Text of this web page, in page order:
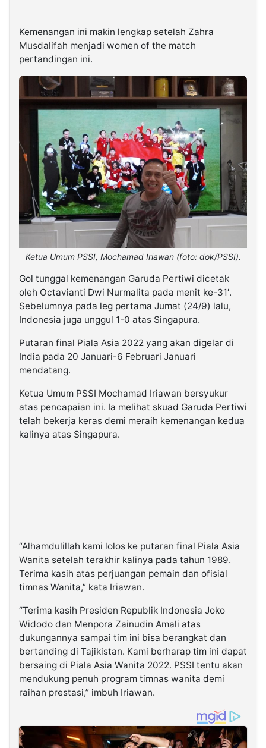
Kemenangan ini makin lengkap setelah Zahra
Musdalifah menjadi women of the match
pertandingan ini.
Ketua Umum PSSI, Mochamad Iriawan (foto: dok/PSSI).
Gol tunggal kemenangan Garuda Pertiwi dicetak
oleh Octavianti Dwi Nurmalita pada menit ke-31′.
Sebelumnya pada leg pertama Jumat (24/9) lalu,
Indonesia juga unggul 1-0 atas Singapura.
Putaran final Piala Asia 2022 yang akan digelar di
India pada 20 Januari-6 Februari Januari
mendatang.
Ketua Umum PSSI Mochamad Iriawan bersyukur
atas pencapaian ini. Ia melihat skuad Garuda Pertiwi
telah bekerja keras demi meraih kemenangan kedua
kalinya atas Singapura.
“Alhamdulillah kami lolos ke putaran final Piala Asia
Wanita setelah terakhir kalinya pada tahun 1989.
Terima kasih atas perjuangan pemain dan ofisial
timnas Wanita,” kata Iriawan.
“Terima kasih Presiden Republik Indonesia Joko
Widodo dan Menpora Zainudin Amali atas
dukungannya sampai tim ini bisa berangkat dan
bertanding di Tajikistan. Kami berharap tim ini dapat
bersaing di Piala Asia Wanita 2022. PSSI tentu akan
mendukung penuh program timnas wanita demi
raihan prestasi,” imbuh Iriawan.